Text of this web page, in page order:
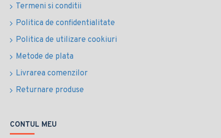
Termeni si conditii
Politica de confidentialitate
Politica de utilizare cookiuri
Metode de plata
Livrarea comenzilor
Returnare produse
CONTUL MEU